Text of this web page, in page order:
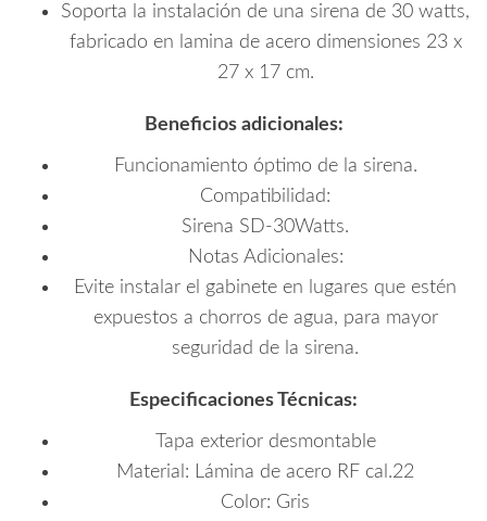
Soporta la instalación de una sirena de 30 watts,
fabricado en lamina de acero dimensiones 23 x
27 x 17 cm.
Beneficios adicionales:
Funcionamiento óptimo de la sirena.
Compatibilidad:
Sirena SD-30Watts.
Notas Adicionales:
Evite instalar el gabinete en lugares que estén
expuestos a chorros de agua, para mayor
seguridad de la sirena.
Especificaciones Técnicas:
Tapa exterior desmontable
Material: Lámina de acero RF cal.22
Color: Gris